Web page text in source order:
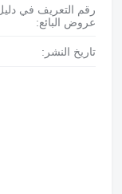
رقم التعريف في دليل
عروض البائع:
تاريخ النشر: